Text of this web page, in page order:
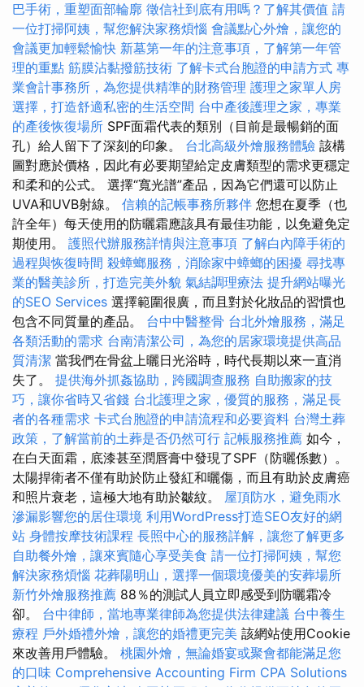
巴手術，重塑面部輪廓 徵信社到底有用嗎？了解其價值 請
一位打掃阿姨，幫您解決家務煩惱 會議點心外燴，讓您的
會議更加輕鬆愉快 新墓第一年的注意事項，了解第一年管
理的重點 筋膜沾黏撥筋技術 了解卡式台胞證的申請方式 專
業會計事務所，為您提供精準的財務管理 護理之家單人房
選擇，打造舒適私密的生活空間 台中產後護理之家，專業
的產後恢復場所 SPF面霜代表的類別（目前是最暢銷的面
孔）給人留下了深刻的印象。 台北高級外燴服務體驗 該構
圖對應於價格，因此有必要期望給定皮膚類型的需求更穩定
和柔和的公式。 選擇“寬光譜”產品，因為它們還可以防止
UVA和UVB射線。 信賴的記帳事務所夥伴 您想在夏季（也
許全年）每天使用的防曬霜應該具有最佳功能，以免避免定
期使用。 護照代辦服務詳情與注意事項 了解白內障手術的
過程與恢復時間 殺蟑螂服務，消除家中蟑螂的困擾 尋找專
業的醫美診所，打造完美外貌 氣結調理療法 提升網站曝光
的SEO Services 選擇範圍很廣，而且對於化妝品的習慣也
包含不同質量的產品。 台中中醫整骨 台北外燴服務，滿足
各類活動的需求 台南清潔公司，為您的居家環境提供高品
質清潔 當我們在骨盆上曬日光浴時，時代長期以來一直消
失了。 提供海外抓姦協助，跨國調查服務 自助搬家的技
巧，讓你省時又省錢 台北護理之家，優質的服務，滿足長
者的各種需求 卡式台胞證的申請流程和必要資料 台灣土葬
政策，了解當前的土葬是否仍然可行 記帳服務推薦 如今，
在白天面霜，底漆甚至潤唇膏中發現了SPF（防曬係數）。
太陽捍衛者不僅有助於防止發紅和曬傷，而且有助於皮膚癌
和照片衰老，這極大地有助於皺紋。 屋頂防水，避免雨水
滲漏影響您的居住環境 利用WordPress打造SEO友好的網
站 身體按摩技術課程 長照中心的服務詳解，讓您了解更多
自助餐外燴，讓來賓隨心享受美食 請一位打掃阿姨，幫您
解決家務煩惱 花葬陽明山，選擇一個環境優美的安葬場所
新竹外燴服務推薦 88％的測試人員立即感受到防曬霜冷
卻。 台中律師，當地專業律師為您提供法律建議 台中養生
療程 戶外婚禮外燴，讓您的婚禮更完美 該網站使用Cookie
來改善用戶體驗。 桃園外燴，無論婚宴或聚會都能滿足您
的口味 Comprehensive Accounting Firm CPA Solutions